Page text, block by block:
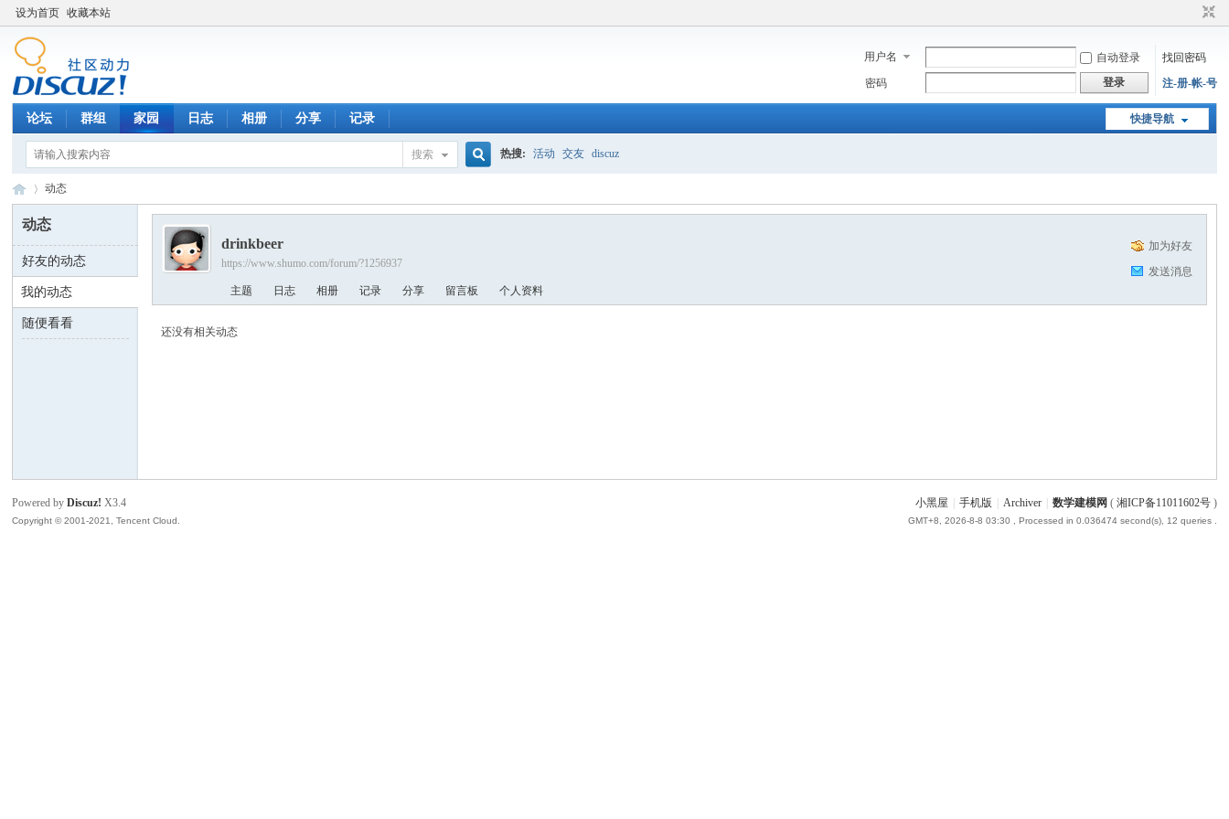
设为首页 收藏本站
用户名 自动登录
找回密码
密码
登录 注-册-帐-号
快捷导航
论坛 群组 家园 日志 相册 分享 记录
搜索 热搜: 活动 交友 discuz
数 ›
动态
动态
好友的动态
我的动态
随便看看
加为好友
发送消息
drinkbeer
https://www.shumo.com/forum/?1256937
主题 日志 相册 记录 分享 留言板 个人资料
还没有相关动态
小黑屋 手机版 Archiver 数学建模网 ( 湘ICP备11011602号)
GMT+8, 2026-8-8 03:30 , Processed in 0.036474 second(s), 12 queries .
Powered byDiscuz! X3.4
Copyright © 2001-2021, Tencent Cloud.